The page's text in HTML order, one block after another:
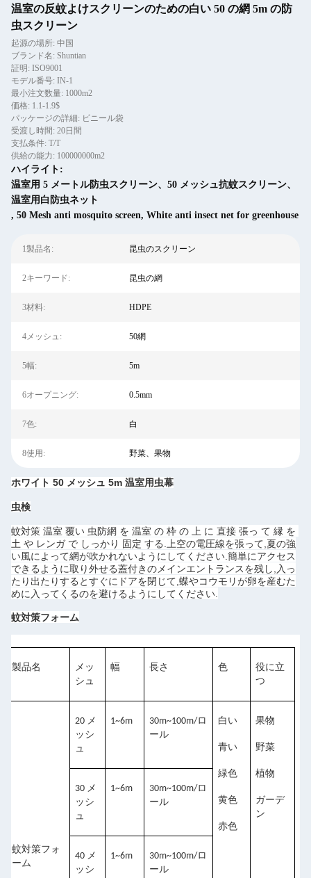
温室の反蚊よけスクリーンのための白い 50 の網 5m の防
虫スクリーン
起源の場所: 中国
ブランド名: Shuntian
証明: ISO9001
モデル番号: IN-1
最小注文数量: 1000m2
価格: 1.1-1.9$
パッケージの詳細: ビニール袋
受渡し時間: 20日間
支払条件: T/T
供給の能力: 100000000m2
ハイライト:
温室用 5 メートル防虫スクリーン、50 メッシュ抗蚊スクリーン、
温室用白防虫ネット
, 50 Mesh anti mosquito screen, White anti insect net for greenhouse
1製品名: 昆虫のスクリーン
2キーワード: 昆虫の網
3材料: HDPE
4メッシュ: 50網
5幅: 5m
6オープニング: 0.5mm
7色: 白
8使用: 野菜、果物
ホワイト 50 メッシュ 5m 温室用虫幕
虫検
蚊対策 温室 覆い 虫防網 を 温室 の 枠 の 上 に 直接 張っ て 縁 を
土 や レンガ で しっかり 固定 する.上空の電圧線を張って,夏の強
い風によって網が吹かれないようにしてください.簡単にアクセス
できるように取り外せる蓋付きのメインエントランスを残し,入っ
たり出たりするとすぐにドアを閉じて,蝶やコウモリが卵を産むた
めに入ってくるのを避けるようにしてください.
蚊対策フォーム
製品名
メッ
シュ
幅 長さ 色
役に立
つ
蚊対策フォ
ーム
20 メ
ッシ
ュ
1~6m
30m~100m/ロ
ール
白い
青い
緑色
黄色
赤色
果物
野菜
植物
ガーデ
ン
30 メ
ッシ
ュ
1~6m
30m~100m/ロ
ール
40 メ
ッシ
1~6m
30m~100m/ロ
ール